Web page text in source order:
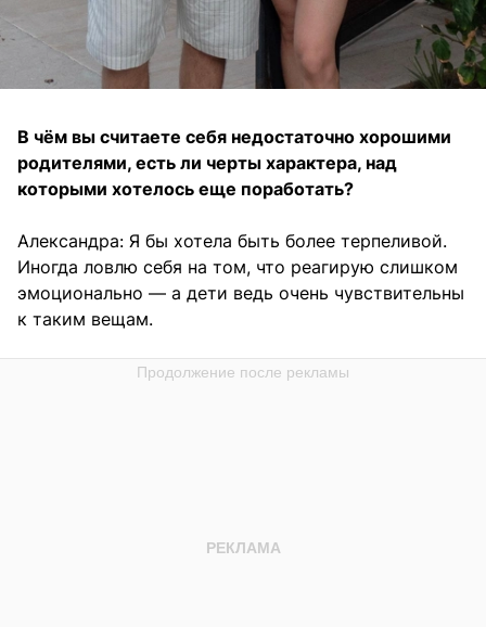
В чём вы считаете себя недостаточно хорошими
родителями, есть ли черты характера, над
которыми хотелось еще поработать?
Александра: Я бы хотела быть более терпеливой.
Иногда ловлю себя на том, что реагирую слишком
эмоционально — а дети ведь очень чувствительны
к таким вещам.